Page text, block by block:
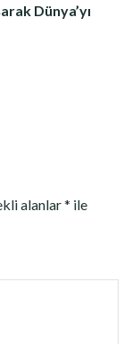
Dünya’yı
alanlar* ile